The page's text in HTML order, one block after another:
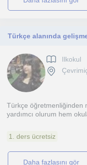
Ilkokul
Türkçe öğretmenliğinden
yardımcı olurum hem
1. ders ücretsiz
daha fazlasını gör